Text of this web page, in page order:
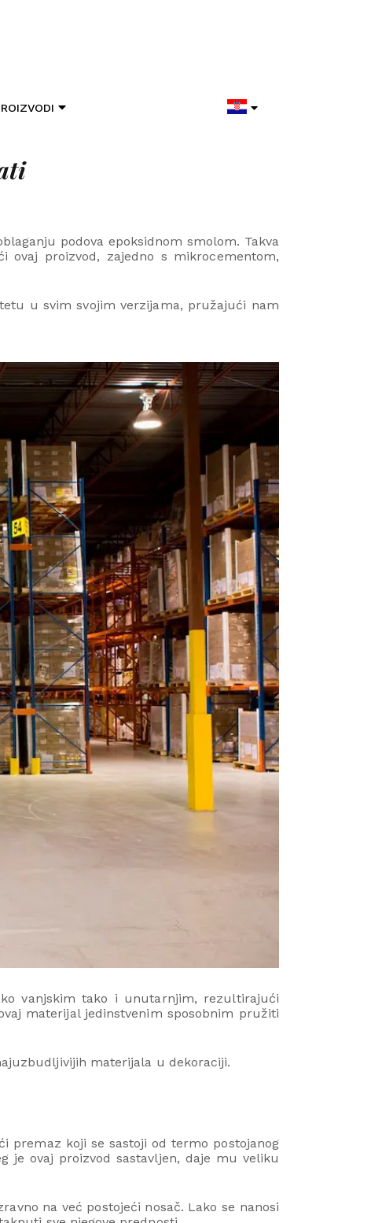
podova epoksidnom smolom. Takva
proizvod, zajedno s mikrocementom,
u svim svojim verzijama, pružajući nam
vanjskim tako i unutarnjim, rezultirajući
materijal jedinstvenim sposobnim pružiti
materijala u dekoraciji.
premaz koji se sastoji od termo postojanog
je ovaj proizvod sastavljen, daje mu veliku
na već postojeći nosač. Lako se nanosi